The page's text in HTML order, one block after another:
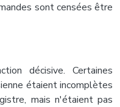
sont censées être
décisive. Certaines
étaient incomplètes
mais n'étaient pas